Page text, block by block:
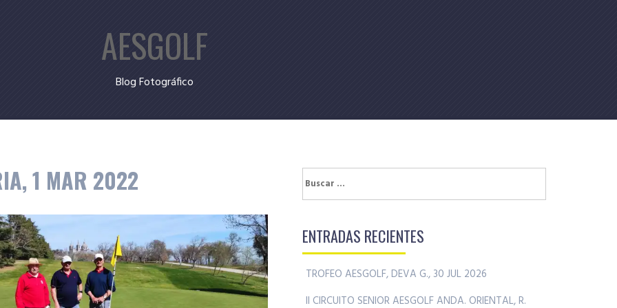
AESGOLF
Blog Fotográfico
1 MAR 2022 Buscar:
ENTRADAS RECIENTES
TROFEO AESGOLF, DEVA G., 30 JUL 2026
II CIRCUITO SENIOR AESGOLF ANDA. ORIENTAL, R.